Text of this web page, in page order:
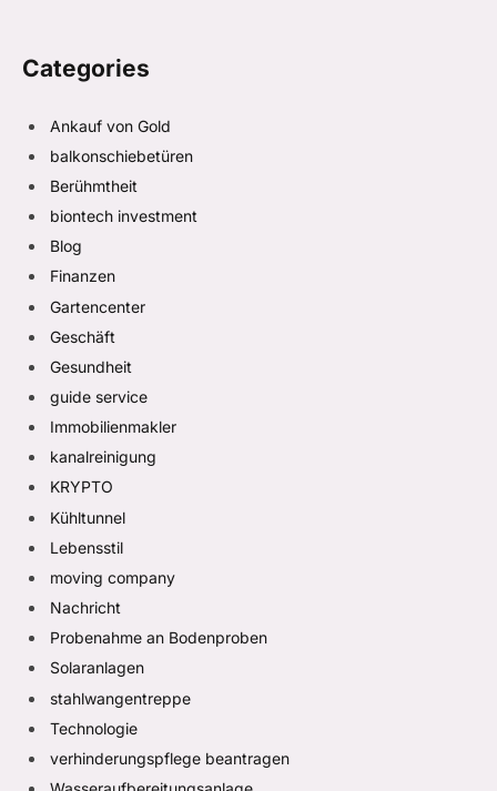
Categories
Ankauf von Gold
balkonschiebetüren
Berühmtheit
biontech investment
Blog
Finanzen
Gartencenter
Geschäft
Gesundheit
guide service
Immobilienmakler
kanalreinigung
KRYPTO
Kühltunnel
Lebensstil
moving company
Nachricht
Probenahme an Bodenproben
Solaranlagen
stahlwangentreppe
Technologie
verhinderungspflege beantragen